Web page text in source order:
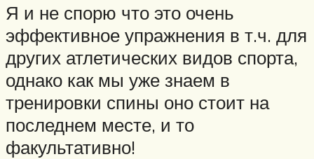
Я и не спорю что это очень
эффективное упражнения в т.ч. для
других атлетических видов спорта,
однако как мы уже знаем в
тренировки спины оно стоит на
последнем месте, и то
факультативно!